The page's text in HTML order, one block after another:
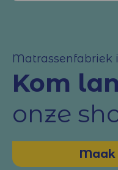
Matrassenfabriek
Kom
onze
Maak